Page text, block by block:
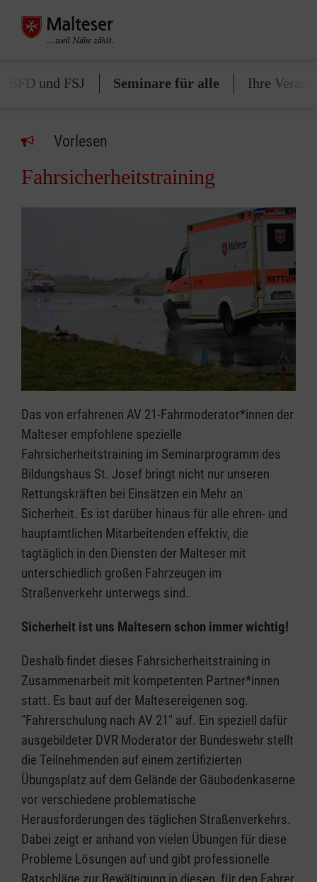
BFD und FSJ Seminare für alle Ihre
Vorlesen
Fahrsicherheitstraining
Das von erfahrenen AV 21-Fahrmoderator*innen der
Malteser empfohlene spezielle
Fahrsicherheitstraining im Seminarprogramm des
Bildungshaus St. Josef bringt nicht nur unseren
Rettungskräften bei Einsätzen ein Mehr an
Sicherheit. Es ist darüber hinaus für alle ehren- und
hauptamtlichen Mitarbeitenden effektiv, die
tagtäglich in den Diensten der Malteser mit
unterschiedlich großen Fahrzeugen im
Straßenverkehr unterwegs sind.
Sicherheit ist uns Maltesern schon immer wichtig!
Deshalb findet dieses Fahrsicherheitstraining in
Zusammenarbeit mit kompetenten Partner*innen
statt. Es baut auf der Maltesereigenen sog.
"Fahrerschulung nach AV 21" auf. Ein speziell dafür
ausgebildeter DVR Moderator der Bundeswehr stellt
die Teilnehmenden auf einem zertifizierten
Übungsplatz auf dem Gelände der Gäubodenkaserne
vor verschiedene problematische
Herausforderungen des täglichen Straßenverkehrs.
Dabei zeigt er anhand von vielen Übungen für diese
Probleme Lösungen auf und gibt professionelle